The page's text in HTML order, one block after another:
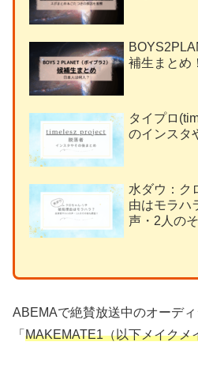
補生まとめ
タイプロ
のインスタ
水ダウ：ク
由はモラハ
声・2人の
ABEMAで絶賛放送中のオーディ
「 MAKEMATE1（以下メイクメ